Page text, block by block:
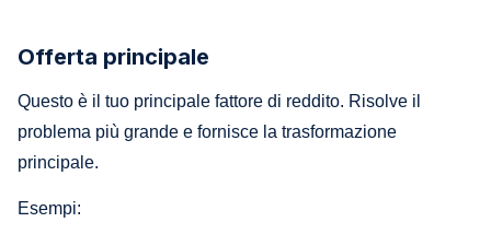
Offerta principale
Questo è il tuo principale fattore di reddito. Risolve il
problema più grande e fornisce la trasformazione
principale.
Esempi: